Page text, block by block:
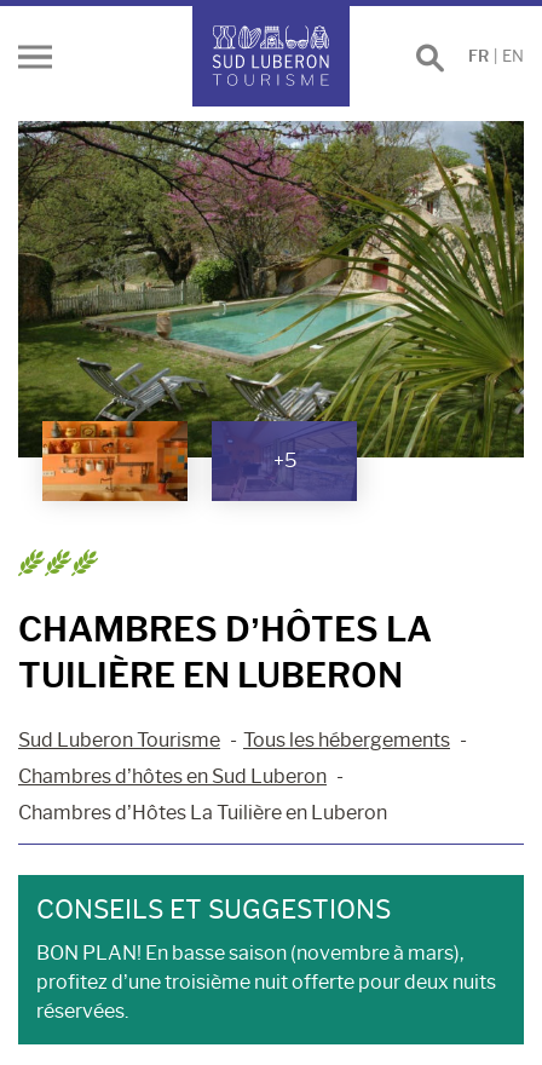
Ouvrir
Effectuer
une
FR EN
+5
CHAMBRES D’HÔTES LA
TUILIÈRE EN LUBERON
Sud Luberon Tourisme
Tous les hébergements
Chambres d’hôtes en Sud Luberon
Chambres d’Hôtes La Tuilière en Luberon
CONSEILS ET SUGGESTIONS
BON PLAN! En basse saison (novembre à mars),
profitez d’une troisième nuit offerte pour deux nuits
réservées.